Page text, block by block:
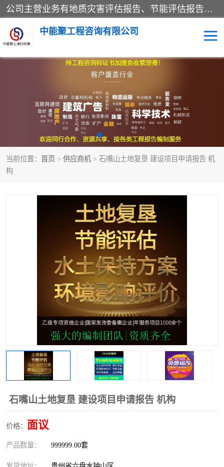
公司主营业务有地质灾害评估报告、节能评估报告、水土保持验收、水资源论证、土地复垦报告、项目可行性研究报告等。是经国家工商总局批准，在法律、法规、决定规定禁止的不得经营；法律、法规、决定规定应当许可（审批）的，经审批机关批准后凭许可（审批）文件经营;法律、法规，市场主体自主选择经营。
中能聚工程咨询有限公司
当前位置： 首页 > 供应商机 > 石嘴山土地复垦 建设项目申请报告 机
构
石嘴山土地复垦 建设项目申请报告 机构
价格： 面议
产品数量： 999999.00套
水资源论证报告 土地复垦报告
地质灾害评估报告 工程项目验收报告
节能评估报告